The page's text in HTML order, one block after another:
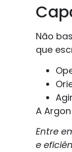
Não
que
A
Entre
e